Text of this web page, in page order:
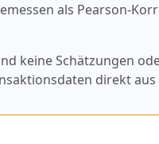
als Pearson-
keine Schätzungen
direkt